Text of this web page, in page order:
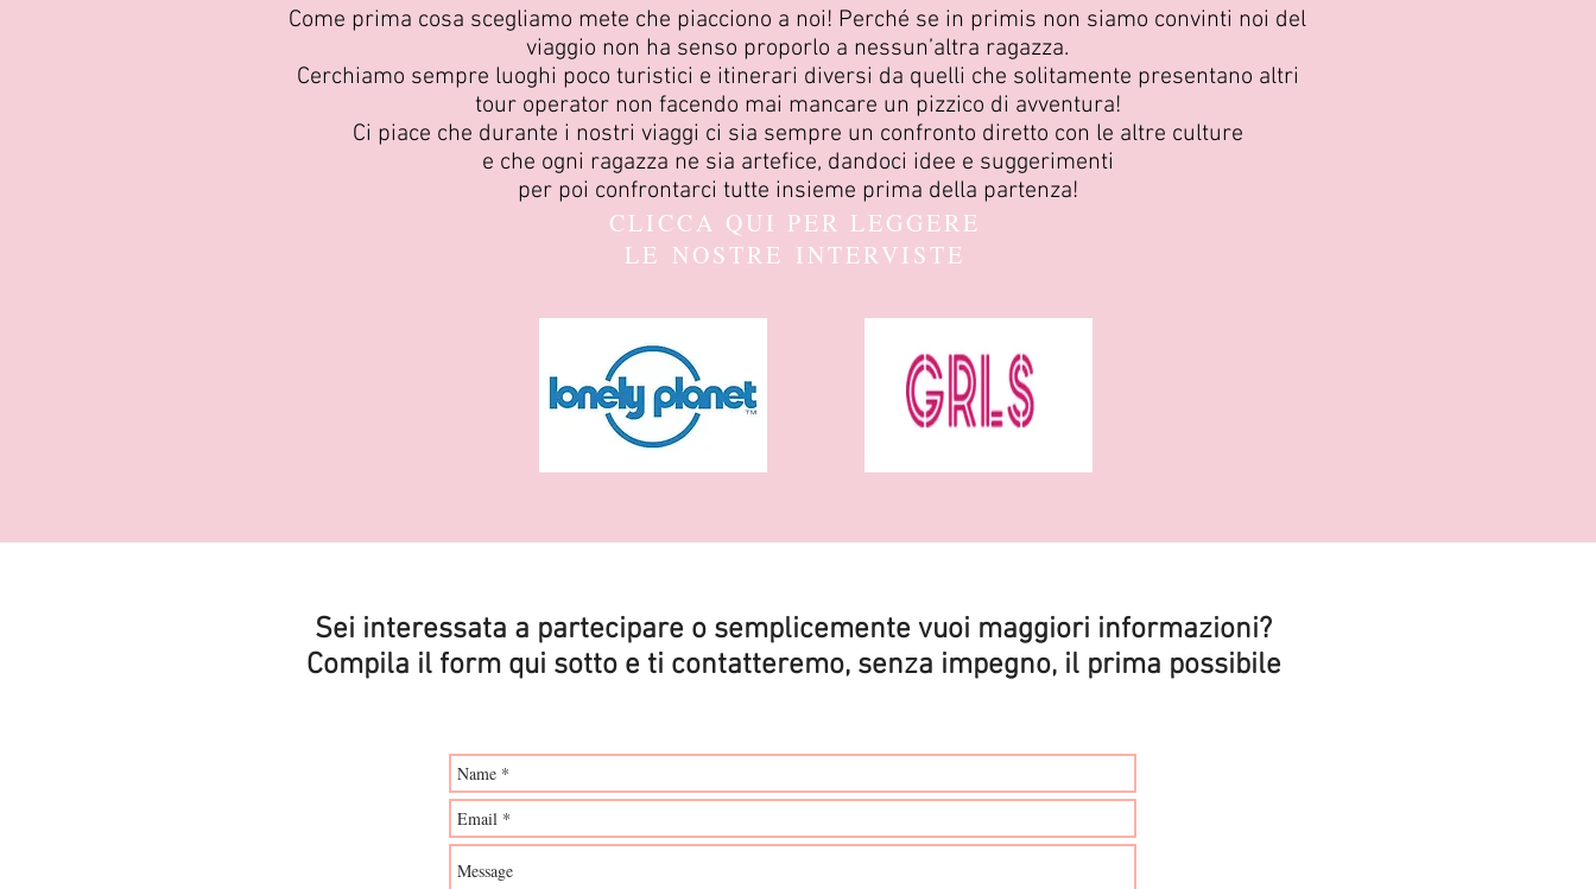
CLICCA QUI PER LEGGERE
LE NOSTRE INTERVISTE
Come prima cosa scegliamo mete che piacciono a noi! Perché se in primis non siamo convinti noi del
viaggio non ha senso proporlo a nessun’altra ragazza.
Cerchiamo sempre luoghi poco turistici e itinerari diversi da quelli che solitamente presentano altri
tour operator non facendo mai mancare un pizzico di avventura!
Ci piace che durante i nostri viaggi ci sia sempre un confronto diretto con le altre culture
e che ogni ragazza ne sia artefice, dandoci idee e suggerimenti
per poi confrontarci tutte insieme prima della partenza!
Sei interessata a partecipare o semplicemente vuoi maggiori informazioni?
Compila il form qui sotto e ti contatteremo, senza impegno, il prima possibile